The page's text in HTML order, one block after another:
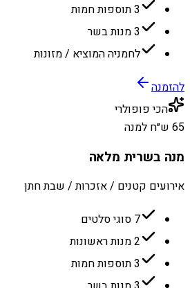
3 תוספות חמות
3 מנות בשר
לחמניה המוציא / מזונות
להזמנה
הכי פופולרי
65 ש״ח למנה
מנה בשרית מלאה
אירועים קטנים / אזכרות / שבת חתן
7 סוגי סלטים
2 מנות ראשונות
3 תוספות חמות